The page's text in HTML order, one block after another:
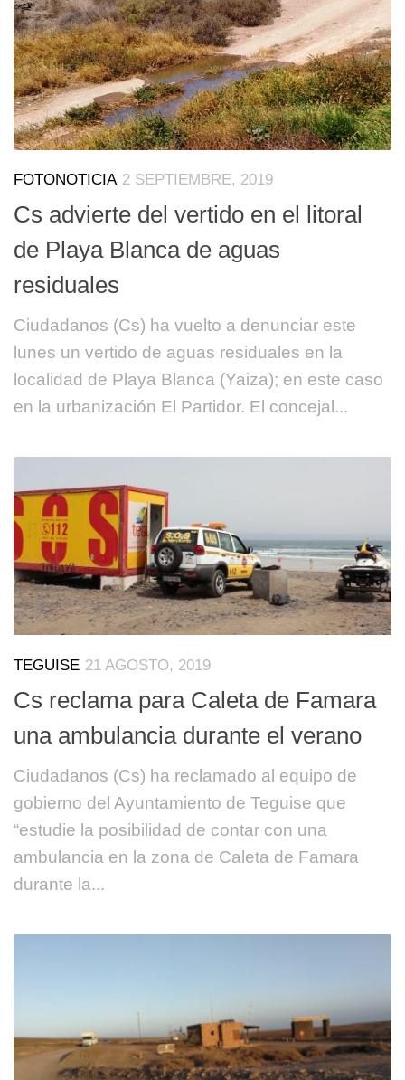
FOTONOTICIA 2 SEPTIEMBRE, 2019
Cs advierte del vertido en el litoral
de Playa Blanca de aguas
residuales
Ciudadanos (Cs) ha vuelto a denunciar este
lunes un vertido de aguas residuales en la
localidad de Playa Blanca (Yaiza); en este caso
en la urbanización El Partidor. El concejal...
TEGUISE 21 AGOSTO, 2019
Cs reclama para Caleta de Famara
una ambulancia durante el verano
Ciudadanos (Cs) ha reclamado al equipo de
gobierno del Ayuntamiento de Teguise que
“estudie la posibilidad de contar con una
ambulancia en la zona de Caleta de Famara
durante la...